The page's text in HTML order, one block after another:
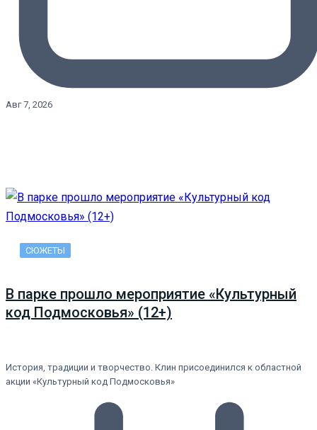
Авг 7, 2026
СЮЖЕТЫ
В парке прошло мероприятие «Культурный
код Подмосковья» (12+)
История, традиции и творчество. Клин присоединился к областной
акции «Культурный код Подмосковья»